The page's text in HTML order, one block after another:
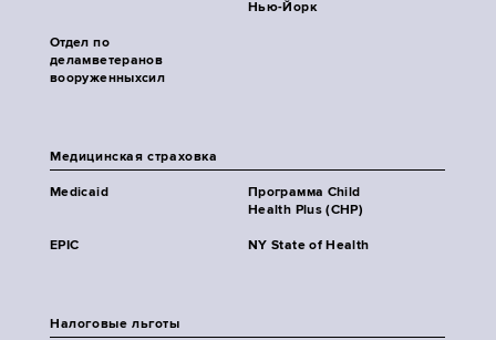
Нью-Йорк
Отдел по
деламветеранов
вооруженныхсил
Медицинская страховка
Medicaid
Программа Child
Health Plus (CHP)
EPIC NY State of Health
Налоговые льготы